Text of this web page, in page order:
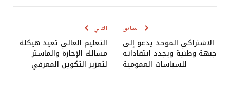
السابق
الاشتراكي الموحد يدعو إلى
جبهة وطنية ويجدد انتقاداته
للسياسات العمومية
التالي
التعليم العالي تعيد هيكلة
مسالك الإجازة والماستر
لتعزيز التكوين المعرفي